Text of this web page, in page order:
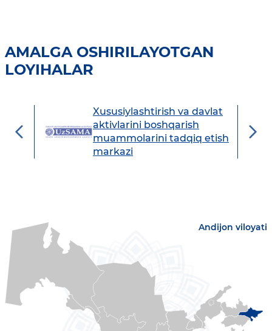
AMALGA OSHIRILAYOTGAN
LOYIHALAR
Xususiylashtirish va davlat
aktivlarini boshqarish
muammolarini tadqiq etish
markazi
Andijon viloyati